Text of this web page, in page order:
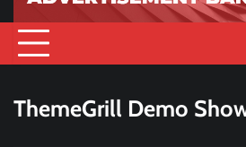
ThemeGrill Demo